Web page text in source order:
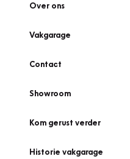
Over ons
Vakgarage
Contact
Showroom
Kom gerust verder
Historie vakgarage